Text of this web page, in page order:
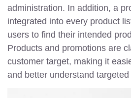
administration. In addition, a
integrated into every product
users to find their intended
Products and promotions are
customer target, making it
and better understand